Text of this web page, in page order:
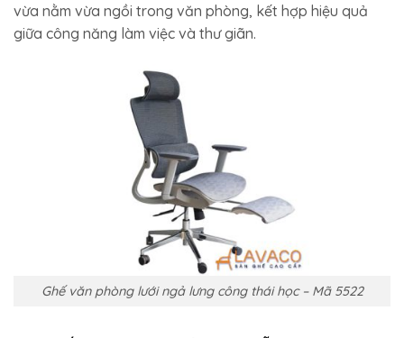
vừa nằm vừa ngồi trong văn phòng, kết hợp hiệu quả
giữa công năng làm việc và thư giãn.
Ghế văn phòng lưới ngả lưng công thái học – Mã 5522